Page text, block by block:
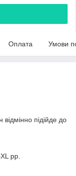
Оплата Умови
підійде до
рр.